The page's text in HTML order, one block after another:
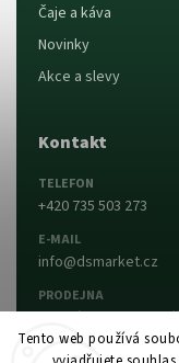
Tento web používá
Čaje a káva
Novinky
Akce a slevy
Kontakt
TELEFON
+420 735 503 273
E-MAIL
info@dsmarket.cz
PRODEJNA
Dlouhá 90, 763 15